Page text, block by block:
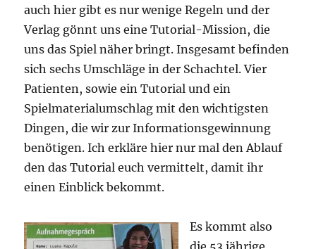
auch hier gibt es nur wenige Regeln und der
Verlag gönnt uns eine Tutorial-Mission, die
uns das Spiel näher bringt. Insgesamt befinden
sich sechs Umschläge in der Schachtel. Vier
Patienten, sowie ein Tutorial und ein
Spielmaterialumschlag mit den wichtigsten
Dingen, die wir zur Informationsgewinnung
benötigen. Ich erkläre hier nur mal den Ablauf
den das Tutorial euch vermittelt, damit ihr
einen Einblick bekommt.
Es kommt also